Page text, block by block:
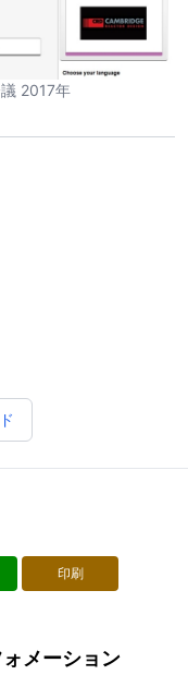
2017年
印刷
メーション